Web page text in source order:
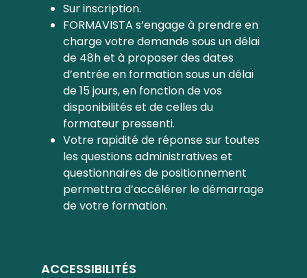
Sur inscription.
FORMAVISTA s’engage à prendre en
charge votre demande sous un délai
de 48h et à proposer des dates
d’entrée en formation sous un délai
de 15 jours, en fonction de vos
disponibilités et de celles du
formateur pressenti.
Votre rapidité de réponse sur toutes
les questions administratives et
questionnaires de positionnement
permettra d’accélérer le démarrage
de votre formation.
ACCESSIBILITÉS